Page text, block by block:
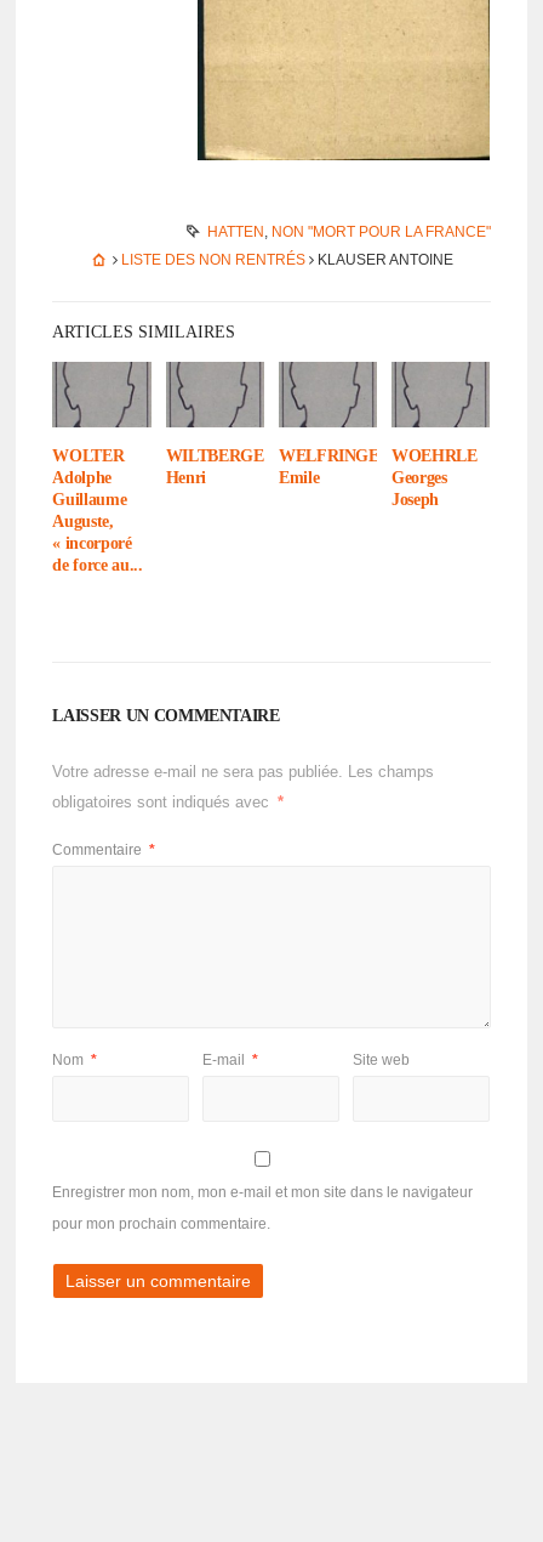
HATTEN, NON "MORT POUR LA FRANCE"
LISTE DES NON RENTRÉS
KLAUSER ANTOINE
ARTICLES SIMILAIRES
WOLTER
Adolphe
Guillaume
Auguste,
« incor­poré
de force au...
WILTBERGER
Henri
WELFRINGER
Emile
WOEHRLE
Georges
Joseph
LAISSER UN COMMENTAIRE
Votre adresse e-mail ne sera pas publiée. Les champs
obligatoires sont indiqués avec
*
Commentaire *
Nom * E-mail * Site web
Enregistrer mon nom, mon e-mail et mon site dans le navigateur
pour mon prochain commentaire.